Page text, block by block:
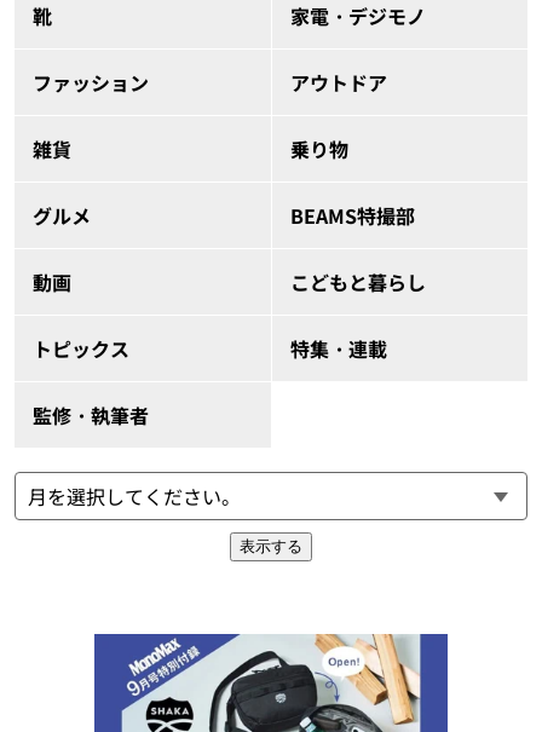
靴 家電・デジモノ
ファッション アウトドア
雑貨 乗り物
グルメ BEAMS特撮部
動画 こどもと暮らし
トピックス 特集・連載
監修・執筆者
表示する